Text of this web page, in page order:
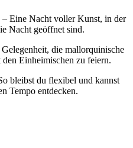
– Eine Nacht voller Kunst, in der
Nacht geöffnet sind.
die mallorquinische
Einheimischen zu feiern.
bleibst du flexibel und kannst
Tempo entdecken.